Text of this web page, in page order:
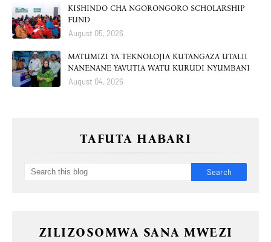
KISHINDO CHA NGORONGORO SCHOLARSHIP
FUND
August 05, 2026
MATUMIZI YA TEKNOLOJIA KUTANGAZA UTALII
NANENANE YAVUTIA WATU KURUDI NYUMBANI
August 04, 2026
TAFUTA HABARI
ZILIZOSOMWA SANA MWEZI